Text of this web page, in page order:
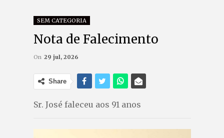
SEM CATEGORIA
Nota de Falecimento
On 29 jul, 2026
Share
Sr. José faleceu aos 91 anos